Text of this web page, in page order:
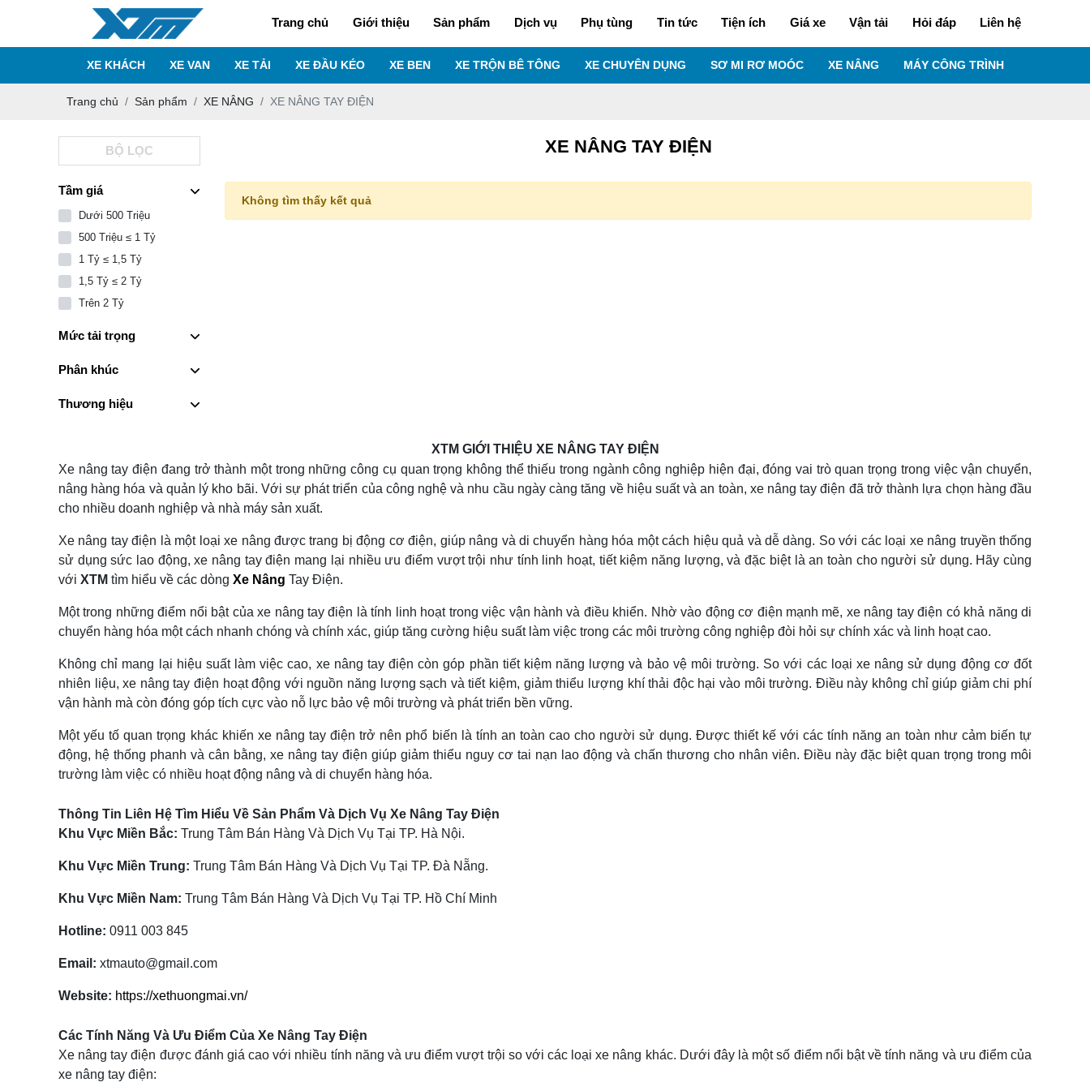
Trang chủ Giới thiệu Sản phẩm Dịch vụ Phụ tùng Tin tức Tiện ích Giá xe Vận tải Hỏi đáp Liên hệ
XE KHÁCH XE VAN XE TẢI XE ĐẦU KÉO XE BEN XE TRỘN BÊ TÔNG XE CHUYÊN DỤNG SƠ MI RƠ MOÓC XE NÂNG MÁY CÔNG TRÌNH
Trang chủ Sản phẩm XE NÂNG XE NÂNG TAY ĐIỆN
BỘ LỌC
Tầm giá
Dưới 500 Triệu
500 Triệu ≤ 1 Tỷ
1 Tỷ ≤ 1,5 Tỷ
1,5 Tỷ ≤ 2 Tỷ
Trên 2 Tỷ
Mức tải trọng
Phân khúc
Thương hiệu
XE NÂNG TAY ĐIỆN
Không tìm thấy kết quả
XTM GIỚI THIỆU XE NÂNG TAY ĐIỆN
Xe nâng tay điện đang trở thành một trong những công cụ quan trọng không thể thiếu trong ngành công nghiệp hiện đại, đóng vai trò quan trọng trong việc vận chuyển,
nâng hàng hóa và quản lý kho bãi. Với sự phát triển của công nghệ và nhu cầu ngày càng tăng về hiệu suất và an toàn, xe nâng tay điện đã trở thành lựa chọn hàng đầu
cho nhiều doanh nghiệp và nhà máy sản xuất.
Xe nâng tay điện là một loại xe nâng được trang bị động cơ điện, giúp nâng và di chuyển hàng hóa một cách hiệu quả và dễ dàng. So với các loại xe nâng truyền thống
sử dụng sức lao động, xe nâng tay điện mang lại nhiều ưu điểm vượt trội như tính linh hoạt, tiết kiệm năng lượng, và đặc biệt là an toàn cho người sử dụng. Hãy cùng
với XTM tìm hiểu về các dòng Xe Nâng Tay Điện.
Một trong những điểm nổi bật của xe nâng tay điện là tính linh hoạt trong việc vận hành và điều khiển. Nhờ vào động cơ điện mạnh mẽ, xe nâng tay điện có khả năng di
chuyển hàng hóa một cách nhanh chóng và chính xác, giúp tăng cường hiệu suất làm việc trong các môi trường công nghiệp đòi hỏi sự chính xác và linh hoạt cao.
Không chỉ mang lại hiệu suất làm việc cao, xe nâng tay điện còn góp phần tiết kiệm năng lượng và bảo vệ môi trường. So với các loại xe nâng sử dụng động cơ đốt
nhiên liệu, xe nâng tay điện hoạt động với nguồn năng lượng sạch và tiết kiệm, giảm thiểu lượng khí thải độc hại vào môi trường. Điều này không chỉ giúp giảm chi phí
vận hành mà còn đóng góp tích cực vào nỗ lực bảo vệ môi trường và phát triển bền vững.
Một yếu tố quan trọng khác khiến xe nâng tay điện trở nên phổ biến là tính an toàn cao cho người sử dụng. Được thiết kế với các tính năng an toàn như cảm biến tự
động, hệ thống phanh và cân bằng, xe nâng tay điện giúp giảm thiểu nguy cơ tai nạn lao động và chấn thương cho nhân viên. Điều này đặc biệt quan trọng trong môi
trường làm việc có nhiều hoạt động nâng và di chuyển hàng hóa.
Thông Tin Liên Hệ Tìm Hiểu Về Sản Phẩm Và Dịch Vụ Xe Nâng Tay Điện
Khu Vực Miền Bắc: Trung Tâm Bán Hàng Và Dịch Vụ Tại TP. Hà Nội.
Khu Vực Miền Trung: Trung Tâm Bán Hàng Và Dịch Vụ Tại TP. Đà Nẵng.
Khu Vực Miền Nam: Trung Tâm Bán Hàng Và Dịch Vụ Tại TP. Hồ Chí Minh
Hotline: 0911 003 845
Email: xtmauto@gmail.com
Website: https://xethuongmai.vn/
Các Tính Năng Và Ưu Điểm Của Xe Nâng Tay Điện
Xe nâng tay điện được đánh giá cao với nhiều tính năng và ưu điểm vượt trội so với các loại xe nâng khác. Dưới đây là một số điểm nổi bật về tính năng và ưu điểm của
xe nâng tay điện: